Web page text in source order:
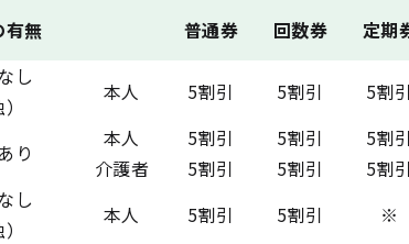
有無 普通券 回数券 定期
し
本人 5割引 5割引 5割引
り
本人 5割引 5割引
5割引
介護者
5割引 5割引 5割引
し
本人 5割引 5割引 ※